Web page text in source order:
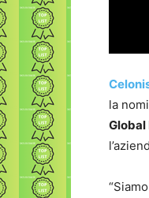
la
Global